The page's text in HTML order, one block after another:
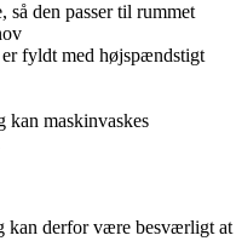
så den passer til rummet
fyldt med højspændstigt
kan maskinvaskes
kan derfor være besværligt at